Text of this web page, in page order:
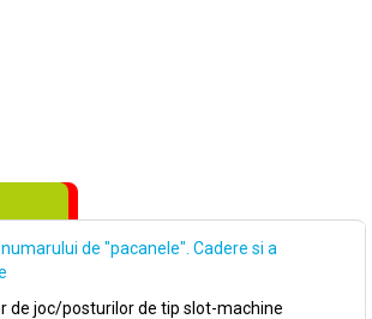
de "pacanele". Cadere si a
de joc/posturilor de tip slot-machine